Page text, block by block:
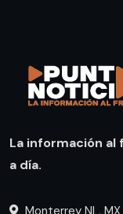
La información
a día.